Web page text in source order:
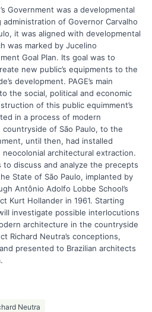
Government was a developmental
of Governor Carvalho
it was aligned with developmental
was marked by Jucelino
Goal Plan. Its goal was to
new public’s equipments to the
development. PAGE’s main
the social, political and economic
of this public equimment’s
in a process of modern
of São Paulo, to the
until then, had installed
architectural extraction.
discuss and analyze the precepts
State of São Paulo, implanted by
Antônio Adolfo Lobbe School’s
Kurt Hollander in 1961. Starting
investigate possible interlocutions
architecture in the countryside
Richard Neutra’s conceptions,
presented to Brazilian architects
Neutra